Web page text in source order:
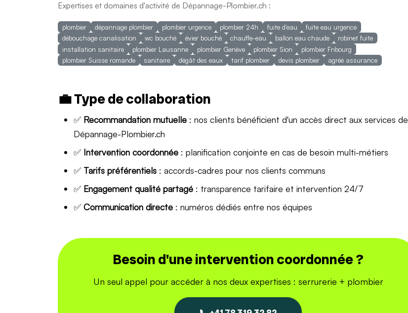
Expertises et domaines d'activité de Dépannage-Plombier.ch :
plombier dépannage plombier plombier urgence plombier 24h fuite d'eau
fuite eau urgence
débouchage canalisation
wc bouché évier bouché chauffe-eau ballon eau chaude
robinet fuite
installation sanitaire
plombier Lausanne plombier Genève plombier Sion
plombier Fribourg
plombier Suisse romande
sanitaire dégât des eaux tarif plombier devis plombier agréé assurance
💼 Type de collaboration
✅ Recommandation mutuelle : nos clients bénéficient d'un accès direct aux services de
Dépannage-Plombier.ch
✅ Intervention coordonnée : planification conjointe en cas de besoin multi-métiers
✅ Tarifs préférentiels : accords-cadres pour nos clients communs
✅ Engagement qualité partagé : transparence tarifaire et intervention 24/7
✅ Communication directe : numéros dédiés entre nos équipes
Besoin d'une intervention coordonnée ?
Un seul appel pour accéder à nos deux expertises : serrurerie + plombier